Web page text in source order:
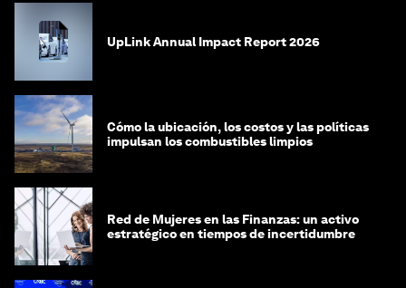
UpLink Annual Impact Report 2026
Cómo la ubicación, los costos y las políticas
impulsan los combustibles limpios
Red de Mujeres en las Finanzas: un activo
estratégico en tiempos de incertidumbre